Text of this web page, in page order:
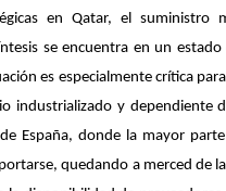
en Qatar, el suministro
se encuentra en un estado
es especialmente crítica
industrializado y dependiente
España, donde la mayor
quedando a merced de